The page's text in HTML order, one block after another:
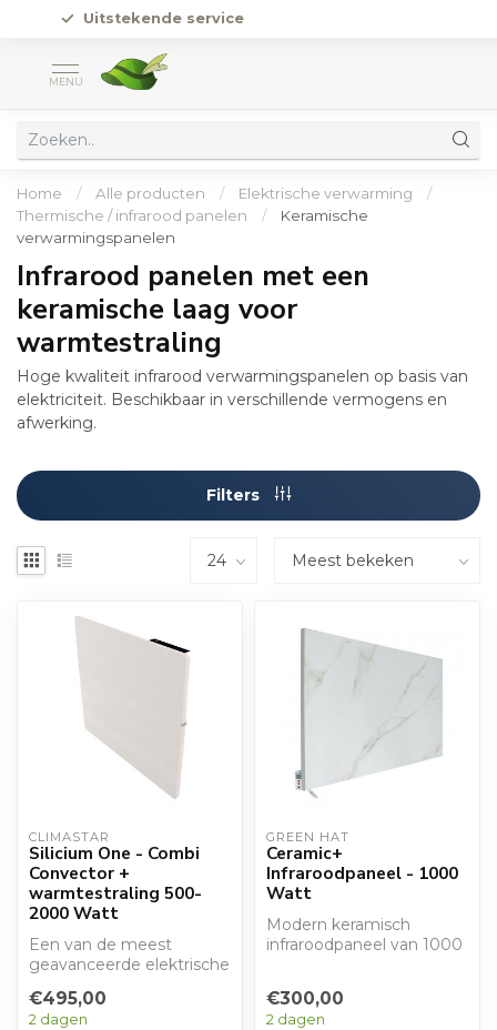
Verstand van zaken
MENU
Home / Alle producten / Elektrische verwarming
/
Thermische / infrarood panelen
/
Keramische
verwarmingspanelen
Infrarood panelen met een
keramische laag voor
warmtestraling
Hoge kwaliteit infrarood verwarmingspanelen op basis van
elektriciteit. Beschikbaar in verschillende vermogens en
afwerking.
Filters
CLIMASTAR
Silicium One - Combi
Convector +
warmtestraling 500-
2000 Watt
Een van de meest
geavanceerde elektrische
beschikbaar. De Sili...
€495,00
2 dagen
GREEN HAT
Ceramic+
Infraroodpaneel - 1000
Watt
Modern keramisch
infraroodpaneel van 1000
€300,00
2 dagen